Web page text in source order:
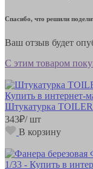
Спасибо, что решили
Ваш отзыв будет
С этим товаром
Штукатурка
343₽/ шт
В корзину